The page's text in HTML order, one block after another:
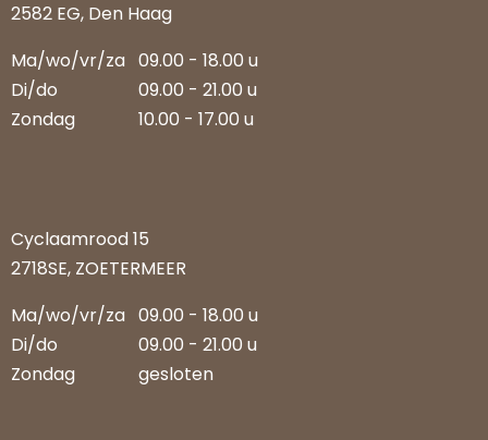
2582 EG, Den Haag
Ma/wo/vr/za 09.00 - 18.00 u
Di/do
09.00 - 21.00 u
Zondag
10.00 - 17.00 u
Cyclaamrood 15
2718SE, ZOETERMEER
Ma/wo/vr/za 09.00 - 18.00 u
Di/do
09.00 - 21.00 u
Zondag
gesloten